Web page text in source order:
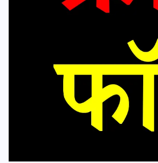
यूपी लेखपाल भर्ती:
मिली बड़ी राहत,
बंपर वैकेंसी, जनरल
कटौती
29 दिसम्बर 2025